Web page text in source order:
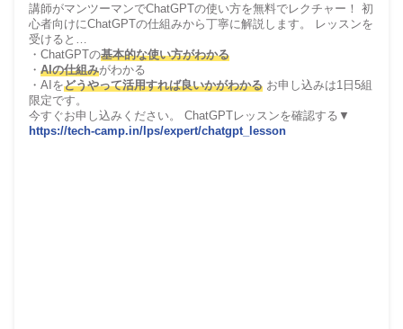
講師がマンツーマンでChatGPTの使い方を無料でレクチャー！ 初
心者向けにChatGPTの仕組みから丁寧に解説します。 レッスンを
受けると…
・ChatGPTの基本的な使い方がわかる
・ AIの仕組みがわかる
・AIをどうやって活用すれば良いかがわかる お申し込みは1日5組
限定です。
今すぐお申し込みください。 ChatGPTレッスンを確認する▼
https://tech-camp.in/lps/expert/chatgpt_lesson